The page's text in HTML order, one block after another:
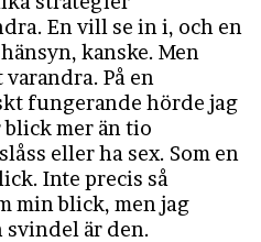
En vill se in i, och en
kanske. Men
På en
fungerande hörde jag
mer än tio
eller ha sex. Som en
Inte precis så
min blick, men jag
svindel är den.